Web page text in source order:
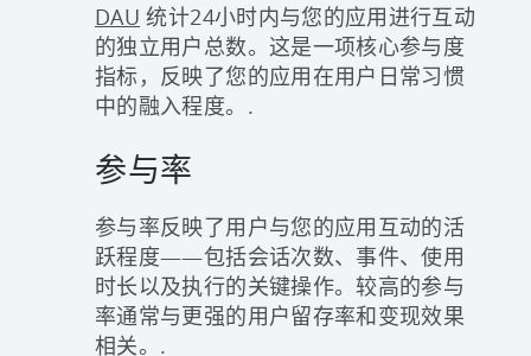
DAU 统计24小时内与您的应用进行互动
的独立用户总数。这是一项核心参与度
指标，反映了您的应用在用户日常习惯
中的融入程度。.
参与率
参与率反映了用户与您的应用互动的活
跃程度——包括会话次数、事件、使用
时长以及执行的关键操作。较高的参与
率通常与更强的用户留存率和变现效果
相关。.